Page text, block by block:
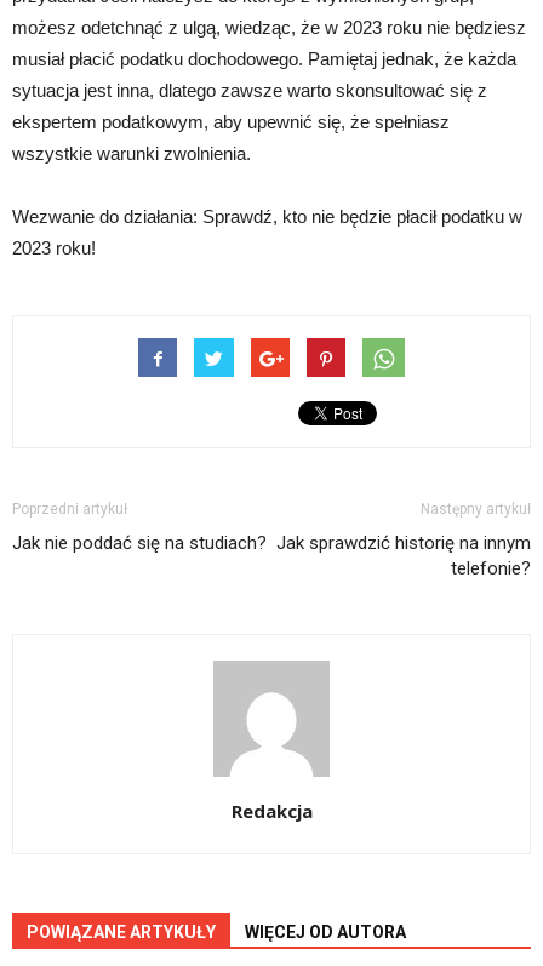
możesz odetchnąć z ulgą, wiedząc, że w 2023 roku nie będziesz
musiał płacić podatku dochodowego. Pamiętaj jednak, że każda
sytuacja jest inna, dlatego zawsze warto skonsultować się z
ekspertem podatkowym, aby upewnić się, że spełniasz
wszystkie warunki zwolnienia.
Wezwanie do działania: Sprawdź, kto nie będzie płacił podatku w
2023 roku!
Poprzedni artykuł
Jak nie poddać się na studiach?
Następny artykuł
Jak sprawdzić historię na innym
telefonie?
Redakcja
POWIĄZANE ARTYKUŁY WIĘCEJ OD AUTORA